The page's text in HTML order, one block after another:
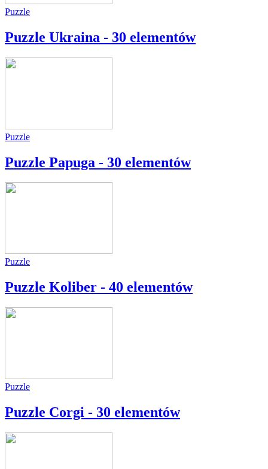
Puzzle
Puzzle Ukraina - 30 elementów
Puzzle
Puzzle Papuga - 30 elementów
Puzzle
Puzzle Koliber - 40 elementów
Puzzle
Puzzle Corgi - 30 elementów